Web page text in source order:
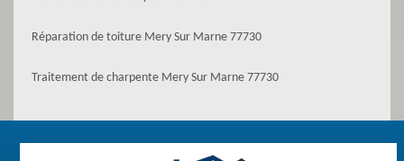
Réparation de toiture Mery Sur Marne 77730
Traitement de charpente Mery Sur Marne 77730